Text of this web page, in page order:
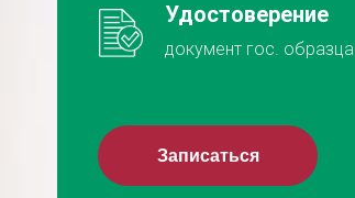
Записаться
Удостоверение
документ гос. образца